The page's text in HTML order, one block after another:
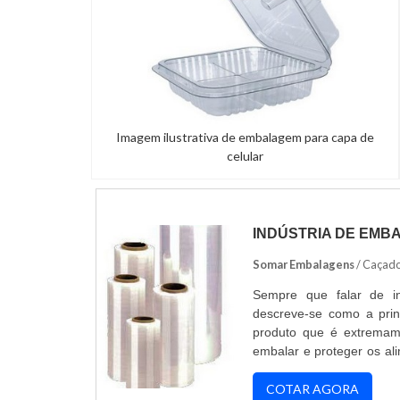
Imagem ilustrativa de embalagem para capa de
celular
INDÚSTRIA DE
Somar Embalagens/
Sempre que falar de
descreve-se como a
produto que é
embalar e proteger os
durabilidade, como o
densidade (PEBD) e
COTAR AGORA